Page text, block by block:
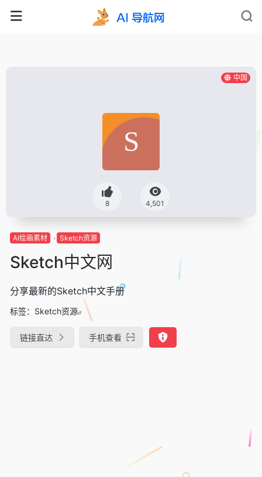
中国
8 4,501
AI绘画素材 Sketch资源
Sketch中文网
分享最新的Sketch中文手册
标签： Sketch资源
链接直达 手机查看